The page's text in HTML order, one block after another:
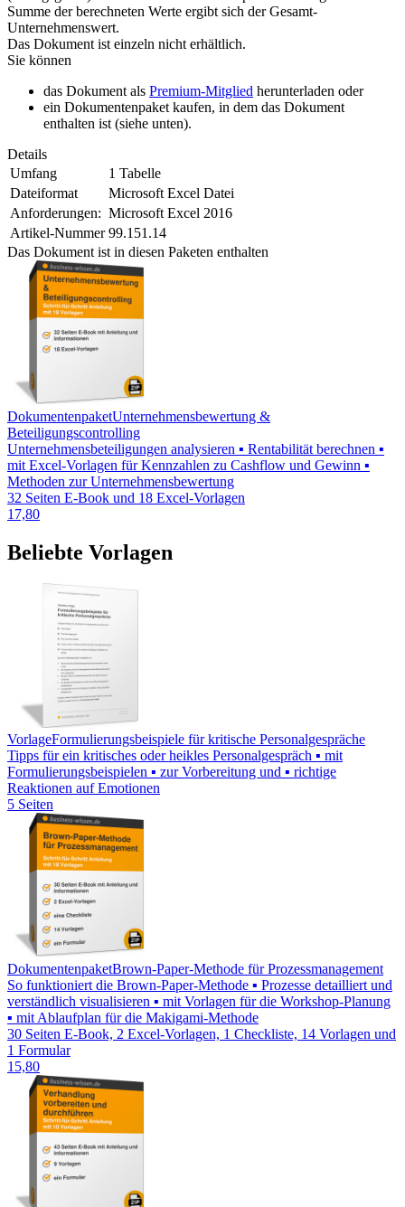
Summe der berechneten Werte ergibt sich der Gesamt-
Unternehmenswert.
Das Dokument ist einzeln nicht erhältlich.
Sie können
das Dokument als Premium-Mitglied herunterladen oder
ein Dokumentenpaket kaufen, in dem das Dokument
enthalten ist (siehe unten).
Details
Umfang
1 Tabelle
Dateiformat
Microsoft Excel Datei
Anforderungen: Microsoft Excel 2016
Artikel-Nummer 99.151.14
Das Dokument ist in diesen Paketen enthalten
DokumentenpaketUnternehmensbewertung &
Beteiligungscontrolling
Unternehmensbeteiligungen analysieren ▪ Rentabilität berechnen ▪
mit Excel-Vorlagen für Kennzahlen zu Cashflow und Gewinn ▪
Methoden zur Unternehmensbewertung
32 Seiten E-Book und 18 Excel-Vorlagen
17,80
Beliebte Vorlagen
VorlageFormulierungsbeispiele für kritische Personalgespräche
Tipps für ein kritisches oder heikles Personalgespräch ▪ mit
Formulierungsbeispielen ▪ zur Vorbereitung und ▪ richtige
Reaktionen auf Emotionen
5 Seiten
DokumentenpaketBrown-Paper-Methode für Prozessmanagement
So funktioniert die Brown-Paper-Methode ▪ Prozesse detailliert und
verständlich visualisieren ▪ mit Vorlagen für die Workshop-Planung
▪ mit Ablaufplan für die Makigami-Methode
30 Seiten E-Book, 2 Excel-Vorlagen, 1 Checkliste, 14 Vorlagen und
1 Formular
15,80